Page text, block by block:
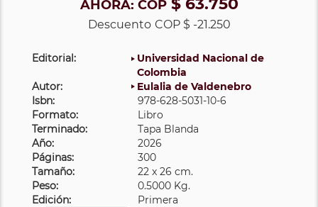
AHORA: COP
Descuento COP $ -21.250
Editorial:
Universidad Nacional de
Colombia
Autor:
Eulalia de Valdenebro
Isbn:
978-628-5031-10-6
Formato:
Libro
Terminado:
Tapa Blanda
Año:
2026
Páginas:
300
Tamaño:
22 x 26 cm.
Peso:
0.5000 Kg.
Edición:
Primera